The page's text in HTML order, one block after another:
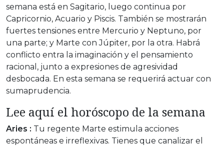
semana está en Sagitario, luego continua por
Capricornio, Acuario y Piscis. También se mostrarán
fuertes tensiones entre Mercurio y Neptuno, por
una parte; y Marte con Júpiter, por la otra. Habrá
conflicto entra la imaginación y el pensamiento
racional, junto a expresiones de agresividad
desbocada. En esta semana se requerirá actuar con
sumaprudencia.
Lee aquí el horóscopo de la semana
Aries : Tu regente Marte estimula acciones
espontáneas e irreflexivas. Tienes que canalizar el